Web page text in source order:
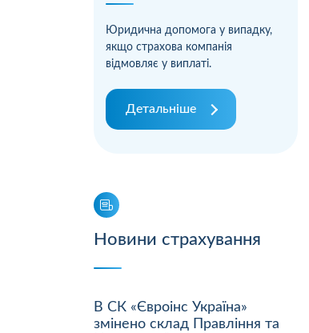
Юридична допомога у випадку,
якщо страхова компанія
відмовляє у виплаті.
Детальніше
Новини страхування
В СК «Євроінс Україна»
змінено склад Правління та